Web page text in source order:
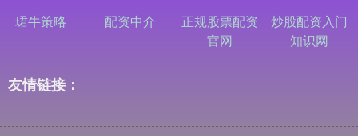
珺牛策略 配资中介
正规股票配资
官网
炒股配资入门
知识网
友情链接：